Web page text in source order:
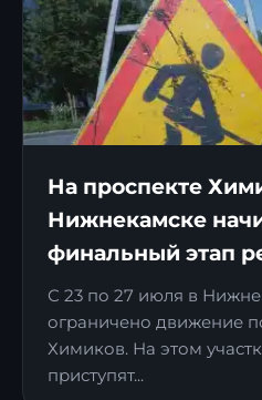
На проспекте
Нижнекамске
финальный этап
С 23 по 27 июля в
ограничено движение
Химиков. На этом
приступят...